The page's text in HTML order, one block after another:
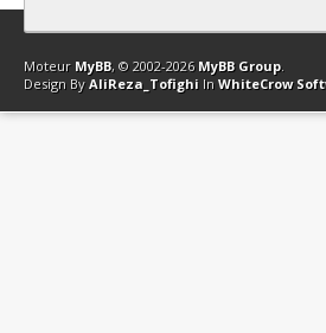
Contact Club Affiliation Retourner en
Moteur MyBB, © 2002-2026 MyBB Group.
Design By AliReza_Tofighi In WhiteCrow